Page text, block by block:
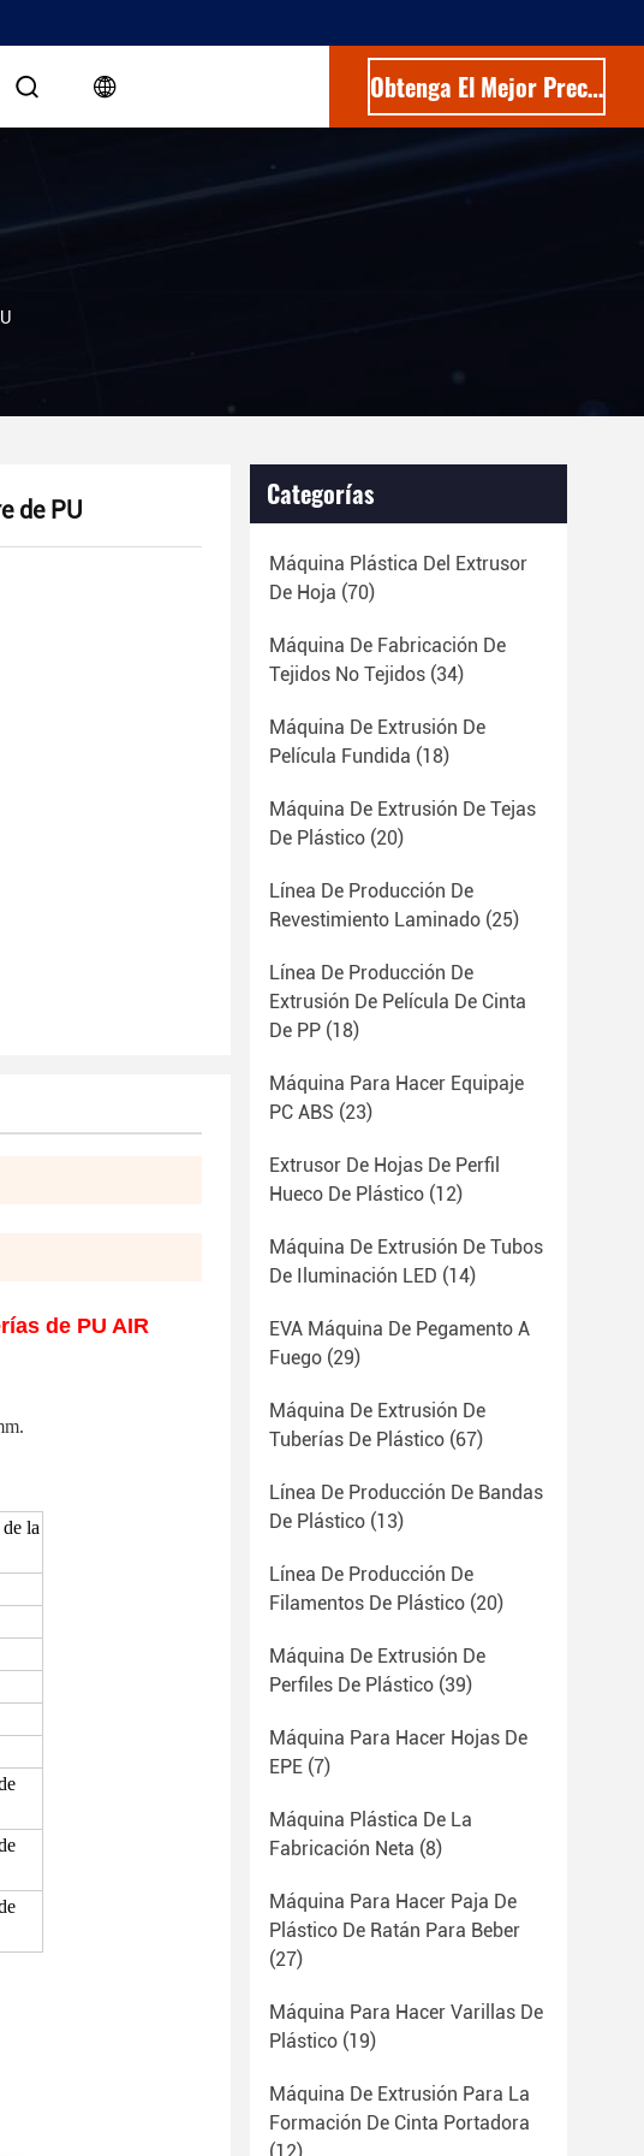
Obtenga El Mejor Precio
de PU
de PU AIR
la
Categorías
Máquina Plástica Del Extrusor
De Hoja (70)
Máquina De Fabricación De
Tejidos No Tejidos (34)
Máquina De Extrusión De
Película Fundida (18)
Máquina De Extrusión De Tejas
De Plástico (20)
Línea De Producción De
Revestimiento Laminado (25)
Línea De Producción De
Extrusión De Película De Cinta
De PP (18)
Máquina Para Hacer Equipaje
PC ABS (23)
Extrusor De Hojas De Perfil
Hueco De Plástico (12)
Máquina De Extrusión De Tubos
De Iluminación LED (14)
EVA Máquina De Pegamento A
Fuego (29)
Máquina De Extrusión De
Tuberías De Plástico (67)
Línea De Producción De Bandas
De Plástico (13)
Línea De Producción De
Filamentos De Plástico (20)
Máquina De Extrusión De
Perfiles De Plástico (39)
Máquina Para Hacer Hojas De
EPE (7)
Máquina Plástica De La
Fabricación Neta (8)
Máquina Para Hacer Paja De
Plástico De Ratán Para Beber
(27)
Máquina Para Hacer Varillas De
Plástico (19)
Máquina De Extrusión Para La
Formación De Cinta Portadora